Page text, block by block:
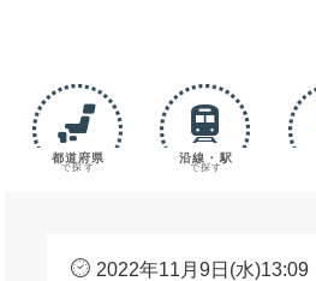
都道府県
で探す
沿線・駅
で探す
2022年11月9日(水)13:09